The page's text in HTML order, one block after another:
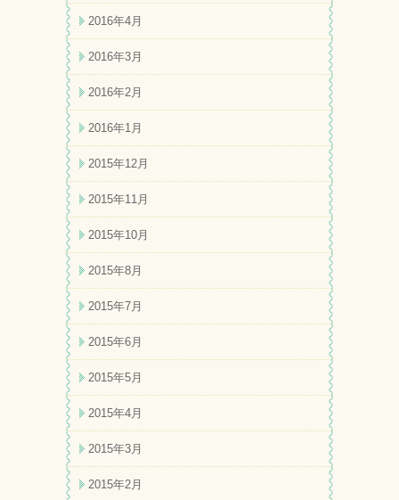
2016年4月
2016年3月
2016年2月
2016年1月
2015年12月
2015年11月
2015年10月
2015年8月
2015年7月
2015年6月
2015年5月
2015年4月
2015年3月
2015年2月